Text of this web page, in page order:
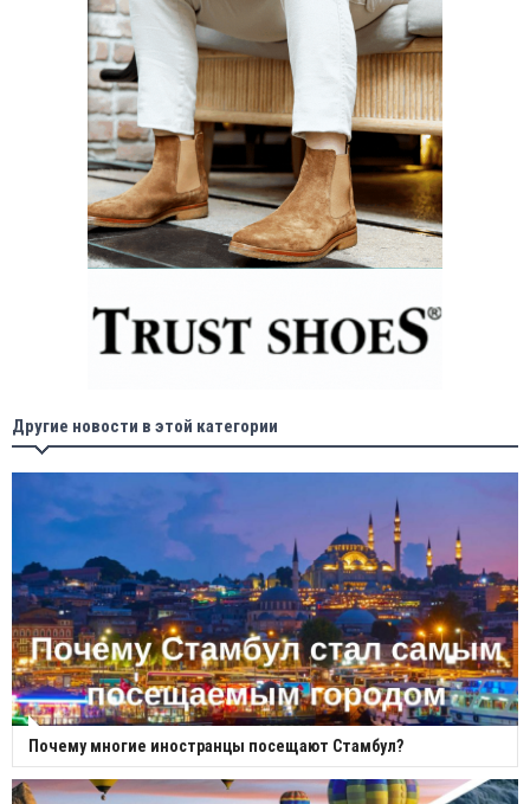
Другие новости в этой категории
Почему многие иностранцы посещают Стамбул?